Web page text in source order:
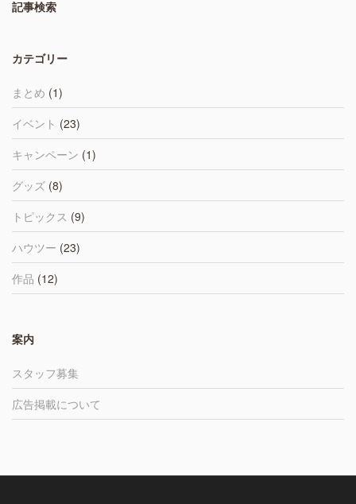
記事検索
カテゴリー
まとめ (1)
イベント (23)
キャンペーン (1)
グッズ (8)
トピックス (9)
ハウツー (23)
作品 (12)
案内
スタッフ募集
広告掲載について